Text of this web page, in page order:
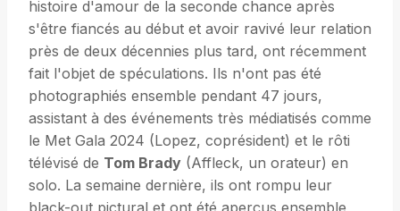
histoire d'amour de la seconde chance après
s'être fiancés au début et avoir ravivé leur relation
près de deux décennies plus tard, ont récemment
fait l'objet de spéculations. Ils n'ont pas été
photographiés ensemble pendant 47 jours,
assistant à des événements très médiatisés comme
le Met Gala 2024 (Lopez, coprésident) et le rôti
télévisé de Tom Brady (Affleck, un orateur) en
solo. La semaine dernière, ils ont rompu leur